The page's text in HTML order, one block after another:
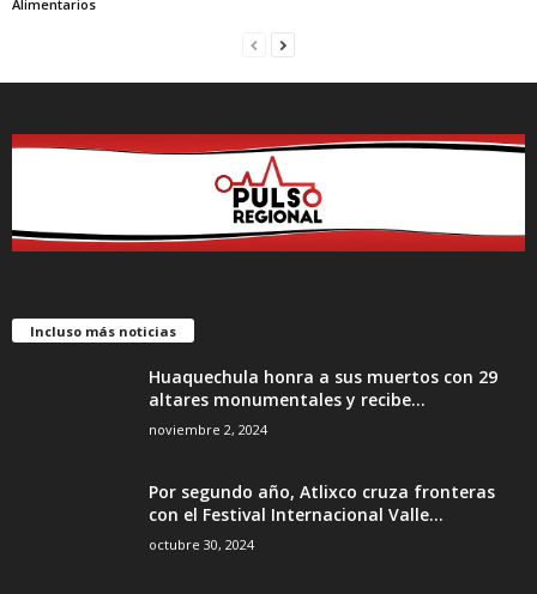
Alimentarios
Incluso más noticias
Huaquechula honra a sus muertos con 29
altares monumentales y recibe...
noviembre 2, 2024
Por segundo año, Atlixco cruza fronteras
con el Festival Internacional Valle...
octubre 30, 2024